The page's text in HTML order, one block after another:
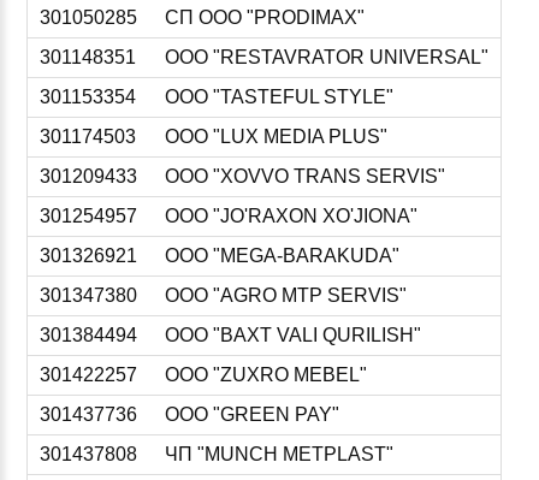
301050285
СП ООО "PRODIMAX"
301148351
ООО "RESTAVRATOR UNIVERSAL"
301153354
ООО "TASTEFUL STYLE"
301174503
ООО "LUX MEDIA PLUS"
301209433
ООО "XOVVO TRANS SERVIS"
301254957
ООО "JO'RAXON XO'JIONA"
301326921
ООО "MEGA-BARAKUDA"
301347380
ООО "AGRO MTP SERVIS"
301384494
ООО "BAXT VALI QURILISH"
301422257
ООО "ZUXRO MEBEL"
301437736
ООО "GREEN PAY"
301437808
ЧП "MUNCH METPLAST"